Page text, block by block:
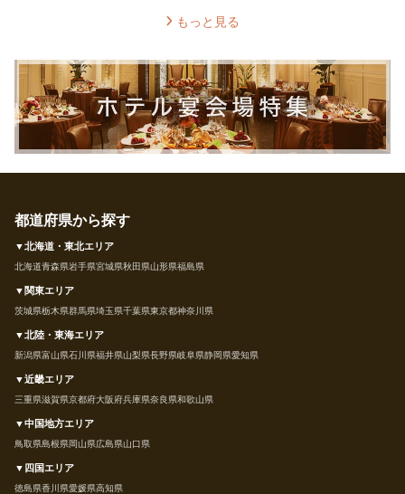
もっと見る
都道府県から探す
▼北海道・東北エリア
北海道青森県岩手県宮城県秋田県山形県福島県
▼関東エリア
茨城県栃木県群馬県埼玉県千葉県東京都神奈川県
▼北陸・東海エリア
新潟県富山県石川県福井県山梨県長野県岐阜県静岡県愛知県
▼近畿エリア
三重県滋賀県京都府大阪府兵庫県奈良県和歌山県
▼中国地方エリア
鳥取県島根県岡山県広島県山口県
▼四国エリア
徳島県香川県愛媛県高知県